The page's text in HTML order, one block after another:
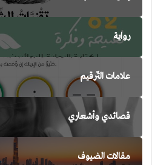
رواية
علامات التّرقيم
قصائدي وأشعاري
مقالات الضيوف